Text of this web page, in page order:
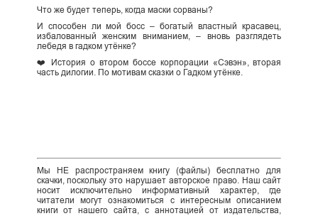
Что же будет теперь, когда маски сорваны?
И способен ли мой босс – богатый властный красавец,
избалованный женским вниманием, – вновь разглядеть
лебедя в гадком утёнке?
❤️ История о втором боссе корпорации «Сэвэн», вторая
часть дилогии. По мотивам сказки о Гадком утёнке.
Мы НЕ распространяем книгу (файлы) бесплатно для
скачки, поскольку это нарушает авторское право. Наш сайт
носит исключительно информативный характер, где
читатели могут ознакомиться с интересным описанием
книги от нашего сайта, с аннотацией от издательства,